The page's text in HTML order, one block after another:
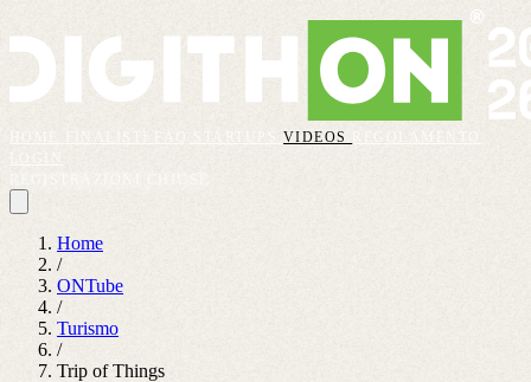
VIDEOS
REGOLAMENTO
Home
/
ONTube
/
Turismo
/
Trip of Things